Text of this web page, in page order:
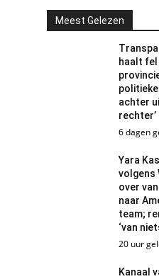
Meest Gelezen
haalt
achter
rechter’
6 dagen
Yara
volgens
over
naar
team;
‘van
20 uur
Kanaal